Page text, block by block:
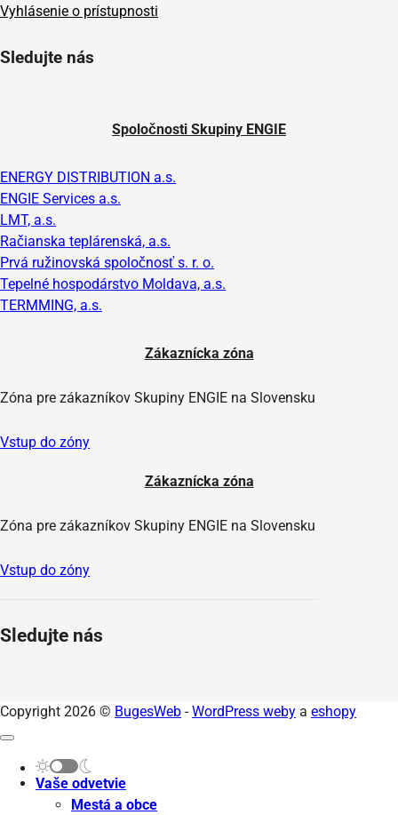
Vyhlásenie o prístupnosti
Sledujte nás
Spoločnosti Skupiny ENGIE
ENERGY DISTRIBUTION a.s.
ENGIE Services a.s.
LMT, a.s.
Račianska teplárenská, a.s.
Prvá ružinovská spoločnosť s. r. o.
Tepelné hospodárstvo Moldava, a.s.
TERMMING, a.s.
Zákaznícka zóna
Zóna pre zákazníkov Skupiny ENGIE na Slovensku
Vstup do zóny
Zákaznícka zóna
Zóna pre zákazníkov Skupiny ENGIE na Slovensku
Vstup do zóny
Sledujte nás
Copyright 2026 © BugesWeb -WordPress weby a eshopy
Vaše odvetvie
Mestá a obce